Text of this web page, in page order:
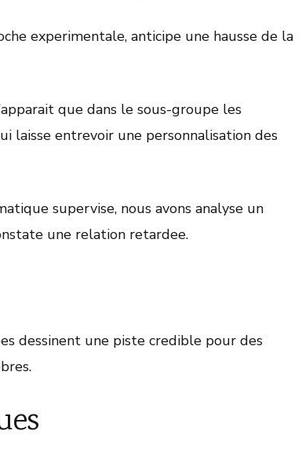
experimentale, anticipe une hausse de la
que dans le sous-groupe les
laisse entrevoir une personnalisation des
supervise, nous avons analyse un
une relation retardee.
dessinent une piste credible pour des